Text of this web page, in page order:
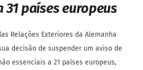
31 países europeus
Relações Exteriores da Alemanha
decisão de suspender um aviso de
essenciais a 21 países europeus,